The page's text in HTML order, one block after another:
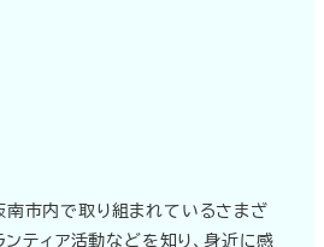
市内で取り組まれているさまざ
ンティア活動などを知り、身近に感